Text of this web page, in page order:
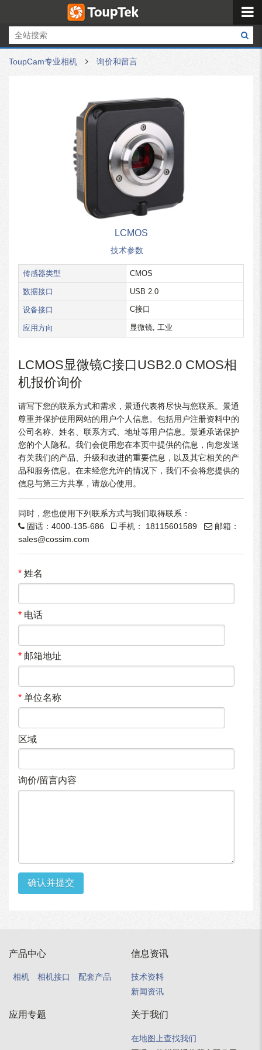
ToupCam专业相机 询价和留言
LCMOS
技术参数
传感器类型 CMOS
数据接口 USB 2.0
设备接口 C接口
应用方向 显微镜, 工业
LCMOS显微镜C接口USB2.0 CMOS相
机报价询价
请写下您的联系方式和需求，景通代表将尽快与您联系。景通
尊重并保护使用网站的用户个人信息。包括用户注册资料中的
公司名称、姓名、联系方式、地址等用户信息。景通承诺保护
您的个人隐私。我们会使用您在本页中提供的信息，向您发送
有关我们的产品、升级和改进的重要信息，以及其它相关的产
品和服务信息。在未经您允许的情况下，我们不会将您提供的
信息与第三方共享，请放心使用。
同时，您也使用下列联系方式与我们取得联系：
固话： 4000-135-686 手机： 18115601589
邮箱：
sales@cossim.com
* 姓名
* 电话
* 邮箱地址
* 单位名称
区域
询价/留言内容
确认并提交
产品中心
相机 相机接口 配套产品
信息资讯
技术资料
新闻资讯
应用专题 关于我们
在地图上查找我们